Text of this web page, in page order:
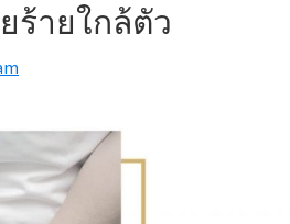
ร้ายใกล้ตัว